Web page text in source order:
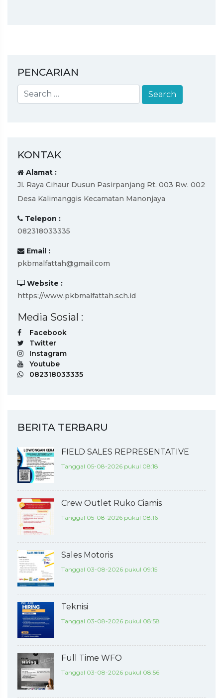
PENCARIAN
KONTAK
Alamat :
Jl. Raya Cihaur Dusun Pasirpanjang Rt. 003 Rw. 002
Desa Kalimanggis Kecamatan Manonjaya
Telepon :
082318033335
Email :
pkbmalfattah@gmail.com
Website :
https://www.pkbmalfattah.sch.id
Media Sosial :
Facebook
Twitter
Instagram
Youtube
082318033335
BERITA TERBARU
FIELD SALES REPRESENTATIVE
Tanggal 05-08-2026 pukul 08:18
Crew Outlet Ruko Ciamis
Tanggal 05-08-2026 pukul 08:16
Sales Motoris
Tanggal 03-08-2026 pukul 09:15
Teknisi
Tanggal 03-08-2026 pukul 08:58
Full Time WFO
Tanggal 03-08-2026 pukul 08:56